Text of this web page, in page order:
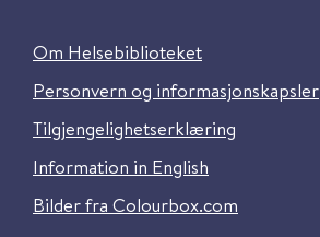
Om Helsebiblioteket
Personvern og informasjonskapsler
Tilgjengelighetserklæring
Information in English
Bilder fra Colourbox.com